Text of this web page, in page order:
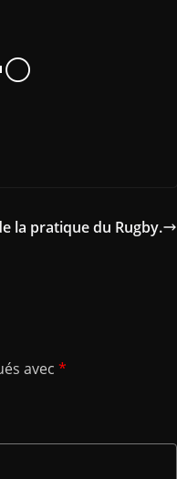
la pratique du Rugby.
avec *